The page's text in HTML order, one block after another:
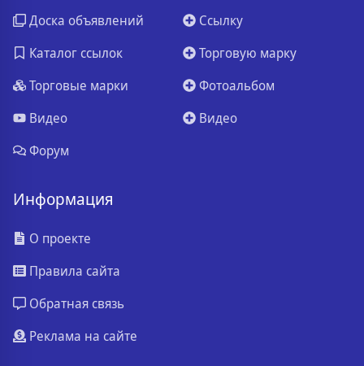
Доска объявлений
Каталог ссылок
Торговые марки
Видео
Форум
Ссылку
Торговую марку
Фотоальбом
Видео
Информация
О проекте
Правила сайта
Обратная связь
Реклама на сайте